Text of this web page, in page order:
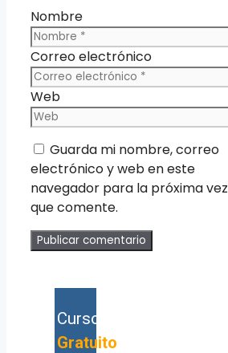
Nombre
Correo electrónico
Web
Guarda mi nombre, correo
electrónico y web en este
navegador para la próxima vez
que comente.
Curso
Gratuito